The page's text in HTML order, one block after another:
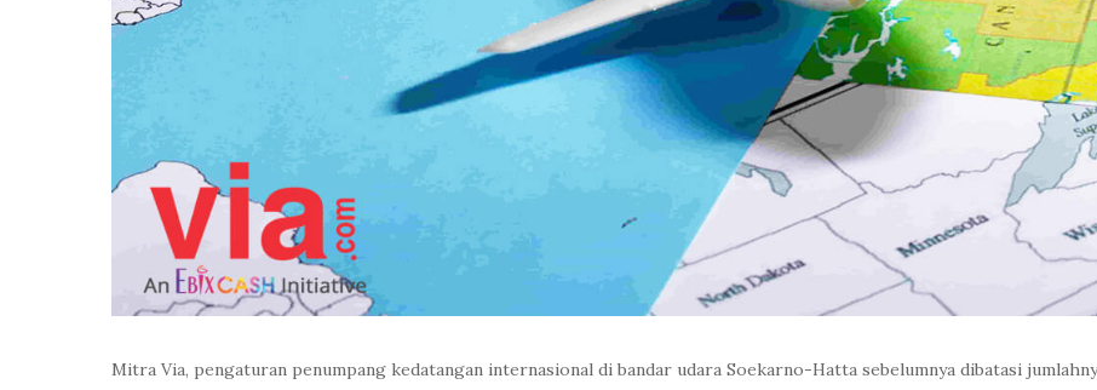
Mitra Via, pengaturan penumpang kedatangan internasional di bandar udara Soekarno-Hatta sebelumnya dibatasi